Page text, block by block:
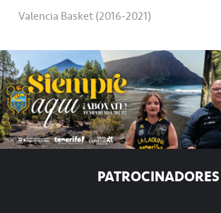
Valencia Basket (2016-2021)
PATROCINADORES